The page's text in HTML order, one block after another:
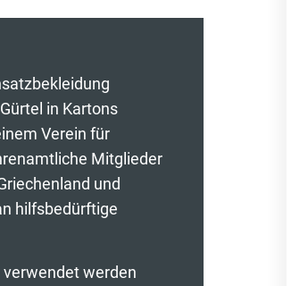
in Kartons
Verein für
Mitglieder
und
hilfsbedürftige
werden